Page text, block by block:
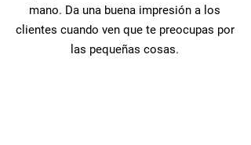
mano. Da una buena impresión a los
clientes cuando ven que te preocupas por
las pequeñas cosas.